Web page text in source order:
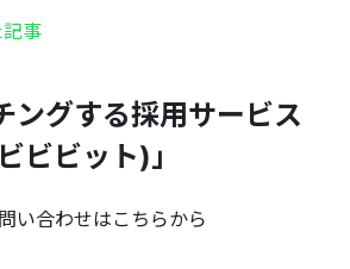
事
ングする採用サービス
ビビット)」
い合わせはこちらから